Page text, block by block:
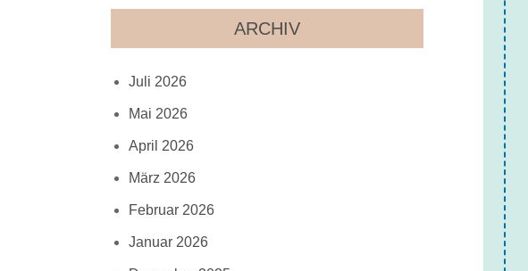
ARCHIV
Juli 2026
Mai 2026
April 2026
März 2026
Februar 2026
Januar 2026